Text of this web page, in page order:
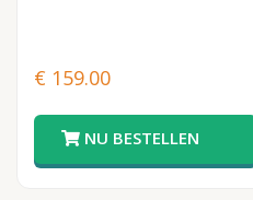
€ 159.00